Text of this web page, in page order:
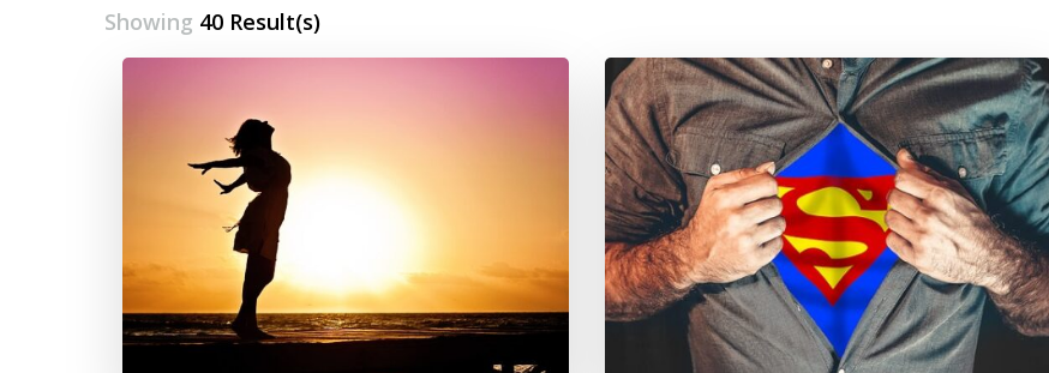
Showing 40 Result(s)